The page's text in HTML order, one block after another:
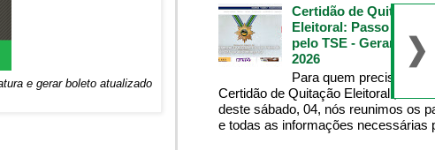
e gerar boleto atualizado
Certidão de Quitação
Eleitoral: Passo a
pelo TSE - Gerar
2026
Para quem precisa da
Certidão de Quitação Eleitoral , na
deste sábado, 04, nós reunimos os
e todas as informações necessárias